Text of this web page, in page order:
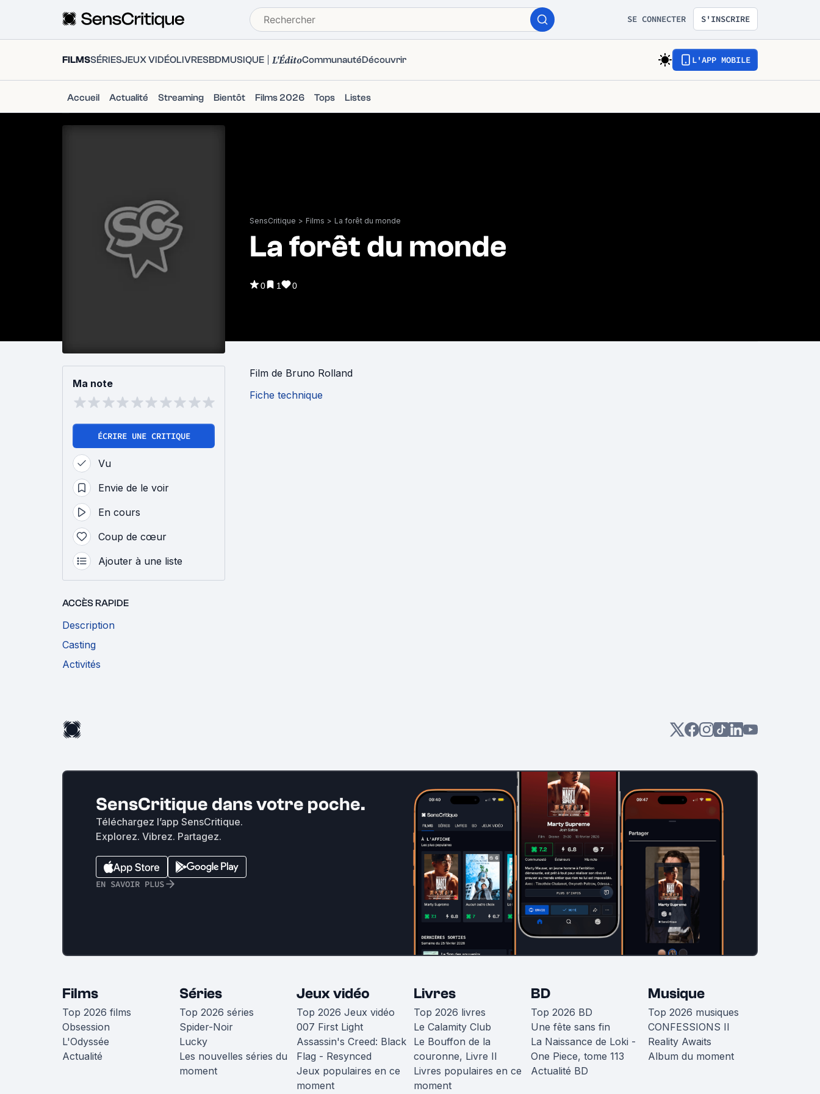
SE CONNECTER S'INSCRIRE
FILMSSÉRIESJEUX VIDÉOLIVRESBDMUSIQUE L'ÉditoCommunautéDécouvrir L'APP MOBILE
Accueil Actualité Streaming Bientôt Films 2026 Tops Listes
SensCritique > Films > La forêt du monde
La forêt du monde
0 1 0
Ma note
ÉCRIRE UNE CRITIQUE
Vu
Envie de le voir
En cours
Coup de cœur
Ajouter à une liste
ACCÈS RAPIDE
Description
Casting
Activités
Film de Bruno Rolland
Fiche technique
SensCritique dans votre poche.
Téléchargez l’app SensCritique.
Explorez. Vibrez. Partagez.
EN SAVOIR PLUS
Films
Top 2026 films
Obsession
L'Odyssée
Actualité
Séries
Top 2026 séries
Spider-Noir
Lucky
Les nouvelles séries du
moment
Jeux vidéo
Top 2026 Jeux vidéo
007 First Light
Assassin's Creed: Black
Flag - Resynced
Jeux populaires en ce
moment
Livres
Top 2026 livres
Le Calamity Club
Le Bouffon de la
couronne, Livre II
Livres populaires en ce
moment
BD
Top 2026 BD
Une fête sans fin
La Naissance de Loki -
One Piece, tome 113
Actualité BD
Musique
Top 2026 musiques
CONFESSIONS II
Reality Awaits
Album du moment